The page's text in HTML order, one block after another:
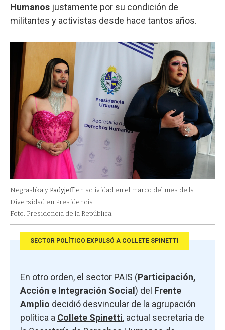
Humanos justamente por su condición de
militantes y activistas desde hace tantos años.
Negrashka y Padyjeffen actividad en el marco del mes de la
Diversidad en Presidencia.
Foto: Presidencia de la República.
SECTOR POLÍTICO EXPULSÓ A COLLETE SPINETTI
En otro orden, el sector PAIS (Participación,
Acción e Integración Social) del Frente
Amplio decidió desvincular de la agrupación
política a Collete Spinetti, actual secretaria de